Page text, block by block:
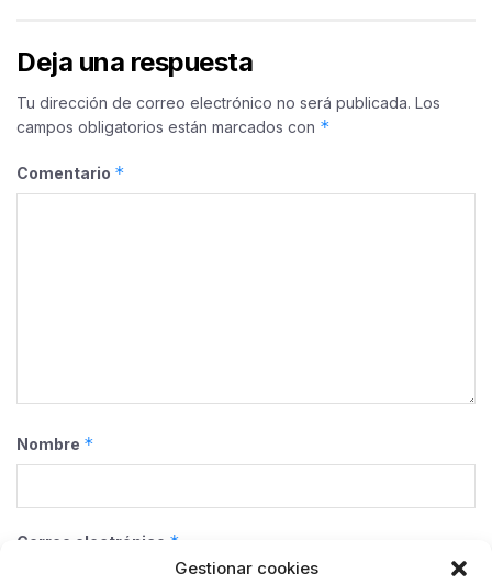
Gestionar cookies
Deja una respuesta
Tu dirección de correo electrónico no será publicada. Los
campos obligatorios están marcados con *
Comentario *
Nombre *
Correo electrónico *